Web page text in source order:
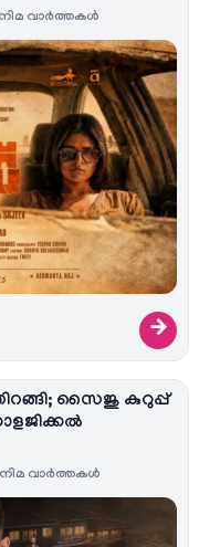
വാര്‍ത്തകള്‍
→
സൈജു കുറുപ്പ്
വാര്‍ത്തകള്‍